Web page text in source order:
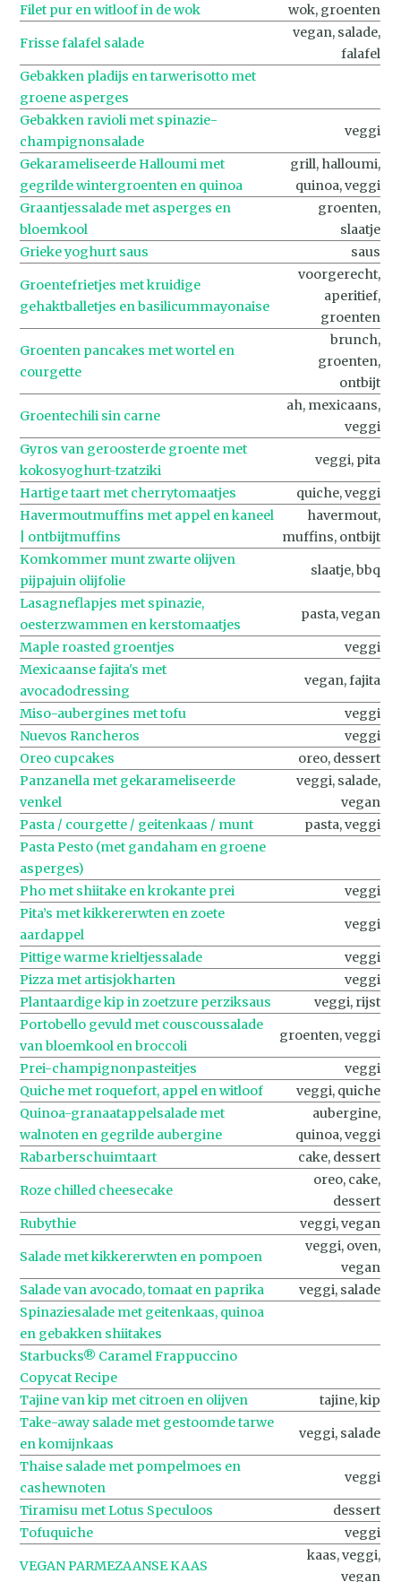
Filet pur en witloof in de wok
wok, groenten
Frisse falafel salade
vegan, salade,
falafel
Gebakken pladijs en tarwerisotto met
groene asperges
Gebakken ravioli met spinazie-
champignonsalade
veggi
Gekarameliseerde Halloumi met
gegrilde wintergroenten en quinoa
grill, halloumi,
quinoa, veggi
Graantjessalade met asperges en
bloemkool
groenten,
slaatje
Grieke yoghurt saus
saus
Groentefrietjes met kruidige
gehaktballetjes en basilicummayonaise
voorgerecht,
aperitief,
groenten
Groenten pancakes met wortel en
courgette
brunch,
groenten,
ontbijt
Groen­te­chi­li sin car­ne
ah, mexicaans,
veggi
Gyros van geroosterde groente met
kokosyoghurt-tzatziki
veggi, pita
Hartige taart met cherrytomaatjes
quiche, veggi
Havermoutmuffins met appel en kaneel
| ontbijtmuffins
havermout,
muffins, ontbijt
Komkommer munt zwarte olijven
pijpajuin olijfolie
slaatje, bbq
Lasagneflapjes met spinazie,
oesterzwammen en kerstomaatjes
pasta, vegan
Maple roasted groentjes
veggi
Mexicaanse fajita's met
avocadodressing
vegan, fajita
Miso-aubergines met tofu
veggi
Nuevos Rancheros
veggi
Oreo cupcakes
oreo, dessert
Panzanella met gekarameliseerde
venkel
veggi, salade,
vegan
Pasta / courgette / geitenkaas / munt
pasta, veggi
Pasta Pesto (met gandaham en groene
asperges)
Pho met shiitake en krokante prei
veggi
Pita’s met kikkererwten en zoete
aardappel
veggi
Pittige warme krieltjessalade
veggi
Pizza met artisjokharten
veggi
Plantaardige kip in zoetzure perziksaus
veggi, rijst
Portobello gevuld met couscoussalade
van bloemkool en broccoli
groenten, veggi
Prei-champignonpasteitjes
veggi
Quiche met roquefort, appel en witloof
veggi, quiche
Quinoa-granaatappelsalade met
walnoten en gegrilde aubergine
aubergine,
quinoa, veggi
Rabarberschuimtaart
cake, dessert
Roze chil­led chee­se­ca­ke
oreo, cake,
dessert
Rubythie
veggi, vegan
Salade met kikker­erwten en pompoen
veggi, oven,
vegan
Salade van avocado, tomaat en paprika
veggi, salade
Spinaziesalade met geitenkaas, quinoa
en gebakken shiitakes
Starbucks® Caramel Frappuccino
Copycat Recipe
Tajine van kip met citroen en olijven
tajine, kip
Take-away salade met gestoomde tarwe
en komijnkaas
veggi, salade
Thaise salade met pompelmoes en
cashewnoten
veggi
Tiramisu met Lotus Speculoos
dessert
Tofuquiche
veggi
VEGAN PARMEZAANSE KAAS
kaas, veggi,
vegan